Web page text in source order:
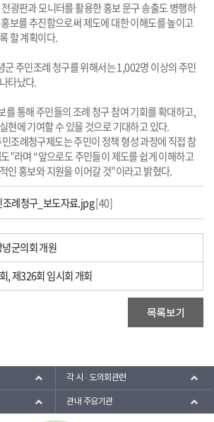
광판과 모니터를 활용한 홍보 문구 송출도 병행하
보를 추진함으로써 제도에 대한 이해도를 높이고
할 계획이다.
주민조례 청구를 위해서는 1,002명 이상의 주민
타났다.
를 통해 주민들의 조례 청구 참여 기회를 확대하고,
현에 기여할 수 있을 것으로 기대하고 있다.
조례청구제도는 주민이 정책 형성 과정에 직접 참
”라며 “앞으로도 주민들이 제도를 쉽게 이해하고
인 홍보와 지원을 이어갈 것”이라고 밝혔다.
조례청구_보도자료.jpg[40]
군의회 개원
, 제326회 임시회 개회
각 시 · 도의회관련
관내 주요기관